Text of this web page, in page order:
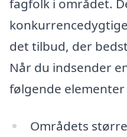
det tilbud, der
Når du indsender
følgende
Områdets